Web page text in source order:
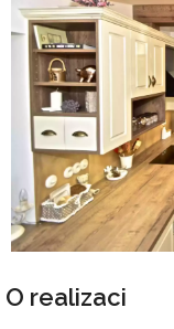
O realizaci